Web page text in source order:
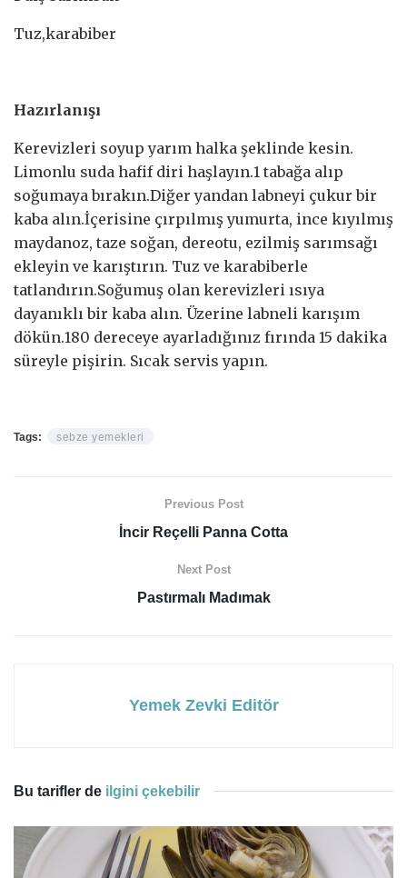
Tuz,karabiber
Hazırlanışı
Kerevizleri soyup yarım halka şeklinde kesin.
Limonlu suda hafif diri haşlayın.1 tabağa alıp
soğumaya bırakın.Diğer yandan labneyi çukur bir
kaba alın.İçerisine çırpılmış yumurta, ince kıyılmış
maydanoz, taze soğan, dereotu, ezilmiş sarımsağı
ekleyin ve karıştırın. Tuz ve karabiberle
tatlandırın.Soğumuş olan kerevizleri ısıya
dayanıklı bir kaba alın. Üzerine labneli karışım
dökün.180 dereceye ayarladığınız fırında 15 dakika
süreyle pişirin. Sıcak servis yapın.
Tags: sebze yemekleri
Previous Post
İncir Reçelli Panna Cotta
Next Post
Pastırmalı Madımak
Yemek Zevki Editör
Bu tarifler de ilgini çekebilir